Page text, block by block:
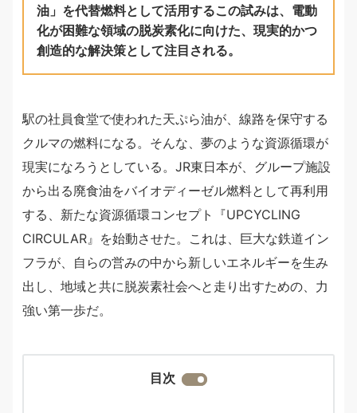
油」を代替燃料として活用するこの試みは、電動
化が困難な領域の脱炭素化に向けた、現実的かつ
創造的な解決策として注目される。
駅の社員食堂で使われた天ぷら油が、線路を保守する
クルマの燃料になる。そんな、夢のような資源循環が
現実になろうとしている。JR東日本が、グループ施設
から出る廃食油をバイオディーゼル燃料として再利用
する、新たな資源循環コンセプト『UPCYCLING
CIRCULAR』を始動させた。これは、巨大な鉄道イン
フラが、自らの営みの中から新しいエネルギーを生み
出し、地域と共に脱炭素社会へと走り出すための、力
強い第一歩だ。
目次